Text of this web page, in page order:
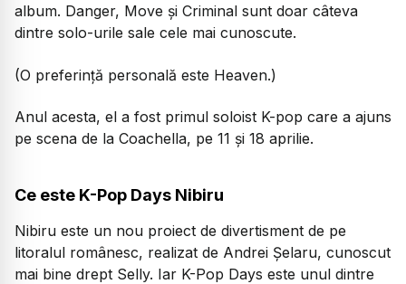
album. Danger, Move și Criminal sunt doar câteva
dintre solo-urile sale cele mai cunoscute.
(O preferință personală este Heaven.)
Anul acesta, el a fost primul soloist K-pop care a ajuns
pe scena de la Coachella, pe 11 și 18 aprilie.
Ce este K-Pop Days Nibiru
Nibiru este un nou proiect de divertisment de pe
litoralul românesc, realizat de Andrei Șelaru, cunoscut
mai bine drept Selly. Iar K-Pop Days este unul dintre